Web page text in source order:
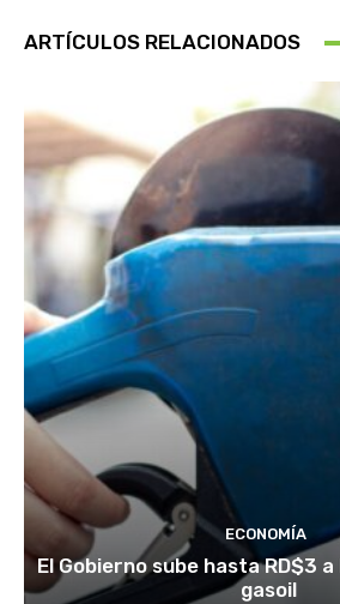
ARTÍCULOS RELACIONADOS
ECONOMÍA
El Gobierno sube hasta RD$3
gasoil